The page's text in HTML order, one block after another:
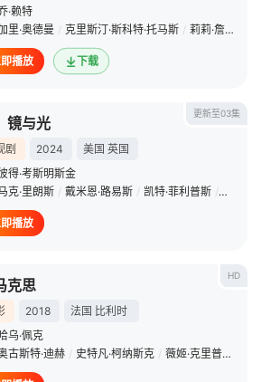
·赖特
里·奥德曼 / 克里斯汀·斯科特·托马斯 / 莉莉·詹姆斯
播放 下载
更新至03集
镜与光
剧 2024 美国 英国
得·考斯明斯金
克·里朗斯 / 戴米恩·路易斯 / 凯特·菲利普斯 / 托马斯
播放
HD
克思
2018 法国 比利时
乌·佩克
古斯特·迪赫 / 史特凡·柯纳斯克 / 薇姬·克里普斯